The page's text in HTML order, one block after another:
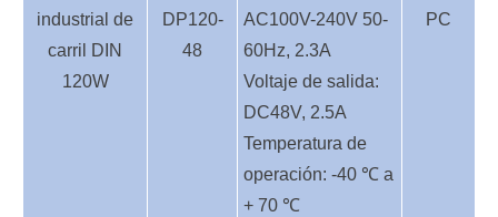
industrial de
carril DIN
120W
DP120-
48
AC100V-240V 50-
60Hz, 2.3A
Voltaje de salida:
DC48V, 2.5A
Temperatura de
operación: -40 ℃ a
+ 70 ℃
PC